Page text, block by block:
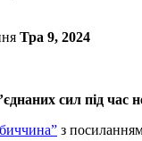
Тра 9, 2024
сил під
з